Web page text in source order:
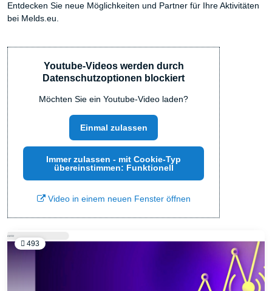
Entdecken Sie neue Möglichkeiten und Partner für Ihre Aktivitäten
bei Melds.eu.
Youtube-Videos werden durch
Datenschutzoptionen blockiert
Möchten Sie ein Youtube-Video laden?
Einmal zulassen
Immer zulassen - mit Cookie-Typ
übereinstimmen: Funktionell
Video in einem neuen Fenster öffnen
493